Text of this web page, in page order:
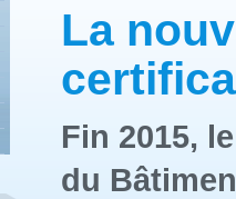
La
Fin 2015,
du